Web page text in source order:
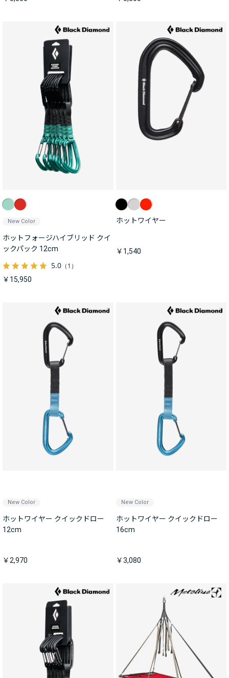
New Color
ホットフォージハイブリッド クイ
ックパック 12cm
5.0 （1）
￥15,950
ホットワイヤー
￥1,540
New Color
ホットワイヤー クイックドロー
12cm
￥2,970
New Color
ホットワイヤー クイックドロー
16cm
￥3,080